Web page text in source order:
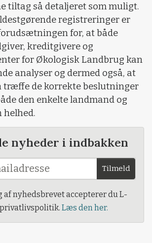
tiltag så detaljeret som muligt.
registreringer er
for, at både
kreditgivere og
for Økologisk Landbrug kan
analyser og dermed også, at
træffe de korrekte beslutninger
den enkelte landmand og
helhed.
nyheder i indbakken
Tilmeld
nyhedsbrevet accepterer du L-
Læs den her.